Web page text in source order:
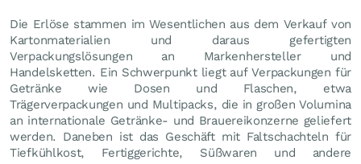
Die Erlöse stammen im Wesentlichen aus dem Verkauf von
Kartonmaterialien und daraus gefertigten
Verpackungslösungen an Markenhersteller und
Handelsketten. Ein Schwerpunkt liegt auf Verpackungen für
Getränke wie Dosen und Flaschen, etwa
Trägerverpackungen und Multipacks, die in großen Volumina
an internationale Getränke- und Brauereikonzerne geliefert
werden. Daneben ist das Geschäft mit Faltschachteln für
Tiefkühlkost, Fertiggerichte, Süßwaren und andere